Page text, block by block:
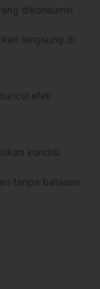
dikonsumsi
langsung di
efek
kondisi
tanpa batasan